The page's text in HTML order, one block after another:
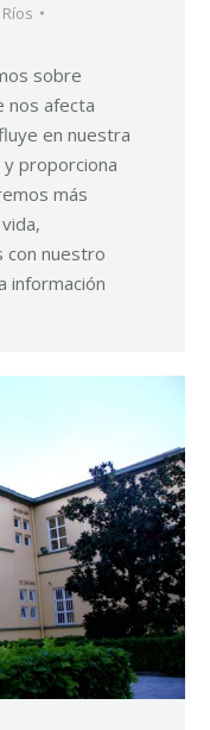
sobre
nos afecta
en nuestra
proporciona
más
con nuestro
información